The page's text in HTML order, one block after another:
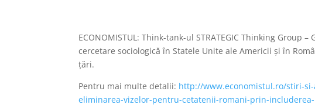
ECONOMISTUL: Think-tank-ul STRATEGIC Thinking
cercetare sociologică în Statele Unite ale Americii și în
țări.
Pentru mai multe detalii: http://www.economistul.ro/stiri-
eliminarea-vizelor-pentru-cetatenii-romani-prin-